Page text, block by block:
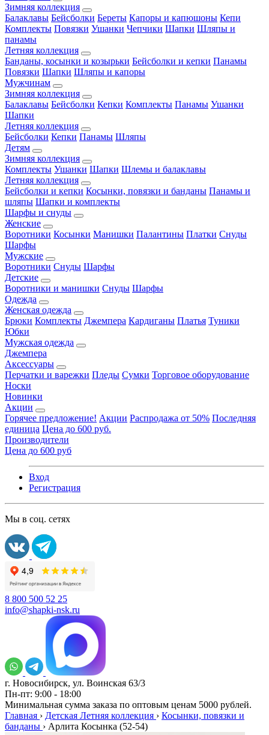
Зимняя коллекция
Балаклавы Бейсболки Береты Капоры и капюшоны Кепи
Комплекты Повязки Ушанки Чепчики Шапки Шляпы и
панамы
Летняя коллекция
Банданы, косынки и козырьки Бейсболки и кепки Панамы
Повязки Шапки Шляпы и капоры
Мужчинам
Зимняя коллекция
Балаклавы Бейсболки Кепки Комплекты Панамы Ушанки
Шапки
Летняя коллекция
Бейсболки Кепки Панамы Шляпы
Детям
Зимняя коллекция
Комплекты Ушанки Шапки Шлемы и балаклавы
Летняя коллекция
Бейсболки и кепки Косынки, повязки и банданы Панамы и
шляпы Шапки и комплекты
Шарфы и снуды
Женские
Воротники Косынки Манишки Палантины Платки Снуды
Шарфы
Мужские
Воротники Снуды Шарфы
Детские
Воротники и манишки Снуды Шарфы
Одежда
Женская одежда
Брюки Комплекты Джемпера Кардиганы Платья Туники
Юбки
Мужская одежда
Джемпера
Аксессуары
Перчатки и варежки Пледы Сумки Торговое оборудование
Носки
Новинки
Акции
Горячее предложение! Акции Распродажа от 50% Последняя
единица Цена до 600 руб.
Производители
Цена до 600 руб
Вход
Регистрация
Мы в соц. сетях
8 800 500 52 25
info@shapki-nsk.ru
г. Новосибирск, ул. Воинская 63/3
Пн-пт: 9:00 - 18:00
Минимальная сумма заказа по оптовым ценам 5000 рублей.
Главная › Детская Летняя коллекция › Косынки, повязки и
банданы › Арлита Косынка (52-54)